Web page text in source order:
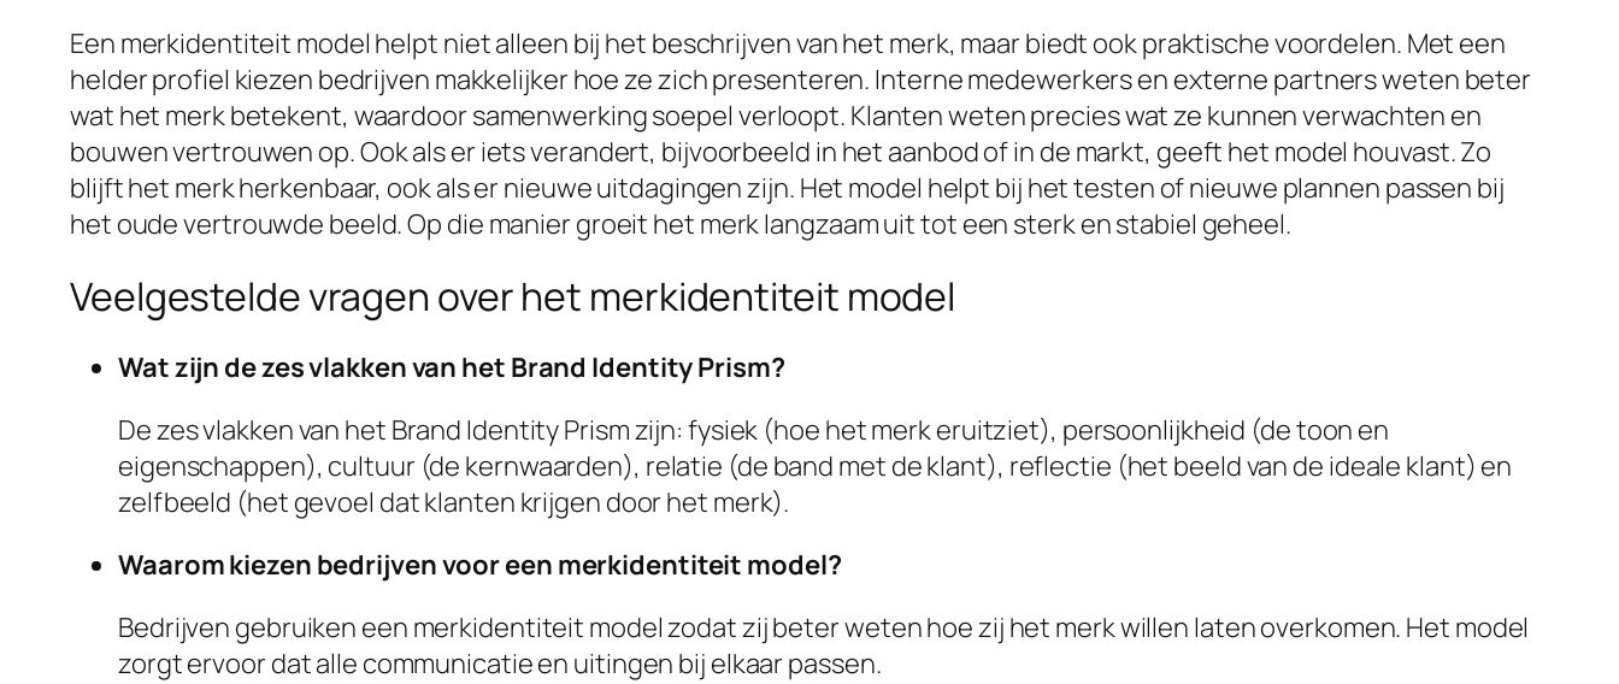
Een merkidentiteit model helpt niet alleen bij het beschrijven van het merk, maar biedt ook praktische voordelen. Met een
helder profiel kiezen bedrijven makkelijker hoe ze zich presenteren. Interne medewerkers en externe partners weten beter
wat het merk betekent, waardoor samenwerking soepel verloopt. Klanten weten precies wat ze kunnen verwachten en
bouwen vertrouwen op. Ook als er iets verandert, bijvoorbeeld in het aanbod of in de markt, geeft het model houvast. Zo
blijft het merk herkenbaar, ook als er nieuwe uitdagingen zijn. Het model helpt bij het testen of nieuwe plannen passen bij
het oude vertrouwde beeld. Op die manier groeit het merk langzaam uit tot een sterk en stabiel geheel.
Veelgestelde vragen over het merkidentiteit model
Wat zijn de zes vlakken van het Brand Identity Prism?
De zes vlakken van het Brand Identity Prism zijn: fysiek (hoe het merk eruitziet), persoonlijkheid (de toon en
eigenschappen), cultuur (de kernwaarden), relatie (de band met de klant), reflectie (het beeld van de ideale klant) en
zelfbeeld (het gevoel dat klanten krijgen door het merk).
Waarom kiezen bedrijven voor een merkidentiteit model?
Bedrijven gebruiken een merkidentiteit model zodat zij beter weten hoe zij het merk willen laten overkomen. Het model
zorgt ervoor dat alle communicatie en uitingen bij elkaar passen.